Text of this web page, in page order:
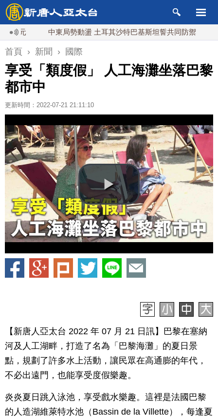
中東局勢動盪 土耳其沙特巴基斯坦誓共同防禦
首頁 › 新聞 › 國際
享受「類度假」 人工海灘坐落巴黎
都市中
更新時間：2022-07-21 21:11:10
【新唐人亞太台 2022 年 07 月 21 日訊】巴黎在塞納
河及人工湖畔，打造了名為「巴黎海灘」的夏日景
點，規劃了許多水上活動，讓民眾在高通膨的年代，
不必出遠門，也能享受度假樂趣。
炎炎夏日跳入泳池，享受戲水樂趣。這裡是法國巴黎
的人造湖維萊特水池（Bassin de la Villette），每逢夏